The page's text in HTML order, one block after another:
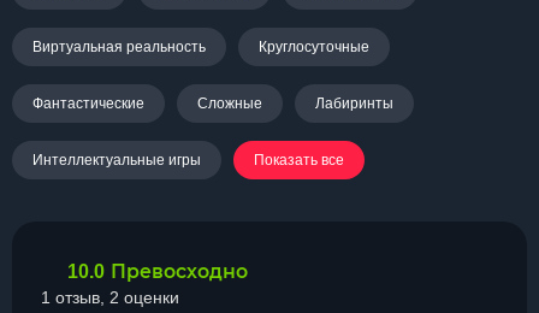
Виртуальная реальность Круглосуточные
Фантастические Сложные Лабиринты
Интеллектуальные игры Показать все
10.0 Превосходно
1 отзыв, 2 оценки